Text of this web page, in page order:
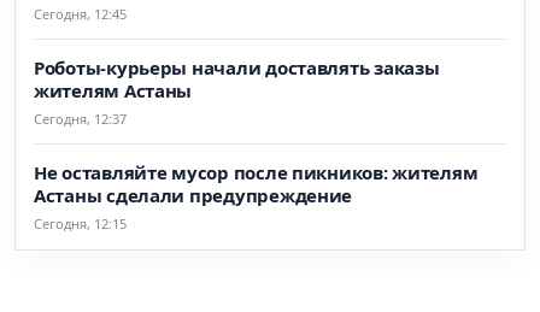
Сегодня, 12:45
Роботы-курьеры начали доставлять заказы
жителям Астаны
Сегодня, 12:37
Не оставляйте мусор после пикников: жителям
Астаны сделали предупреждение
Сегодня, 12:15